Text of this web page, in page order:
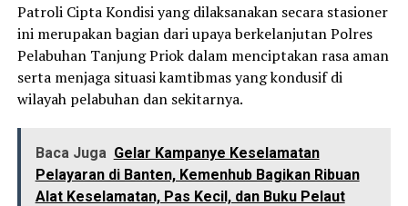
Patroli Cipta Kondisi yang dilaksanakan secara stasioner
ini merupakan bagian dari upaya berkelanjutan Polres
Pelabuhan Tanjung Priok dalam menciptakan rasa aman
serta menjaga situasi kamtibmas yang kondusif di
wilayah pelabuhan dan sekitarnya.
Baca Juga Gelar Kampanye Keselamatan
Pelayaran di Banten, Kemenhub Bagikan Ribuan
Alat Keselamatan, Pas Kecil, dan Buku Pelaut